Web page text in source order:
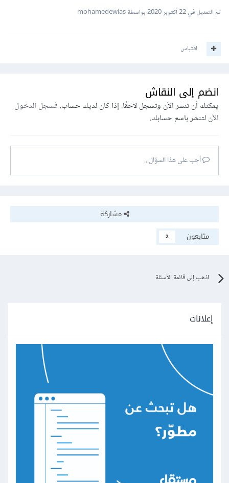
تم التعديل في22 أكتوبر 2020 بواسطة mohamedewias
اقتباس
انضم إلى النقاش
يمكنك أن تنشر الآن وتسجل لاحقًا. إذا كان لديك حساب،فسجل الدخول
الآنلتنشر باسم حسابك.
أجب على هذا السؤال...
مشاركة
متابعون
2
اذهب إلى قائمة الأسئلة
إعلانات